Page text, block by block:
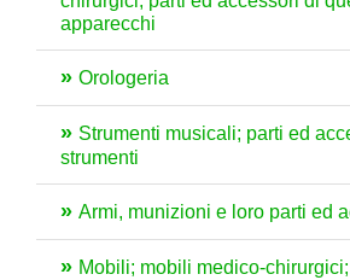
apparecchi
Orologeria
Strumenti musicali; parti ed
strumenti
Armi, munizioni e loro parti ed
Mobili; mobili medico-